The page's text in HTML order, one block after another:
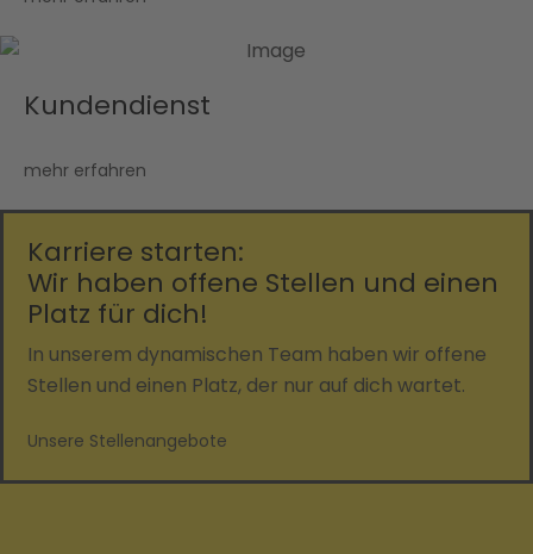
Kundendienst
mehr erfahren
Karriere starten:
Wir haben offene Stellen und einen
Platz für dich!
In unserem dynamischen Team haben wir offene
Stellen und einen Platz, der nur auf dich wartet.
Unsere Stellenangebote